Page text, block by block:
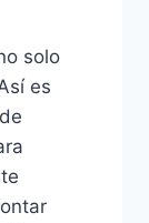
solo
es